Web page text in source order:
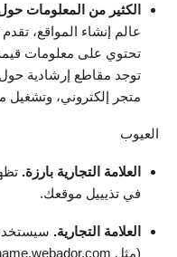
الكثير من المعلومات
تحتوي على معلومات
توجد مقاطع إرشادية حول
متجر إلكتروني، وتشغيل
العيوب
العلامة التجارية بارزة.
في تذيييل موقعك.
العلامة التجارية.
(مثل yourname.webador.com).